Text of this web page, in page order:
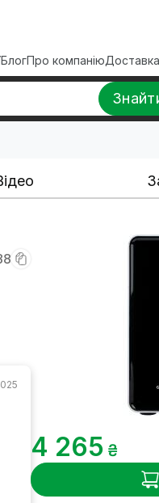
БлогПро компаніюДоставка
4 265 ₴